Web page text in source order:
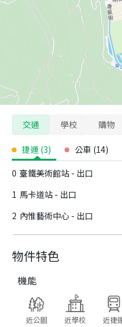
物件特色
機能
近公園 近學校 近捷
交通 學校 購物
捷運 (3) 公車 (14)
0 臺鐵美術館站 - 出口
1 馬卡道站 - 出口
2 內惟藝術中心 - 出口